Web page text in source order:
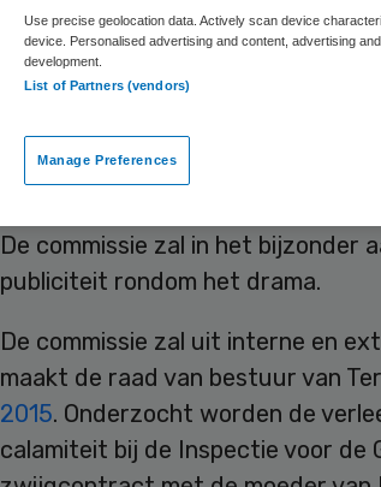
Het Tergooi Ziekenhuis stelt een
De commissie zal in het bijzonder
publiciteit rondom het drama.
De commissie zal uit interne en
maakt de raad van bestuur van
2015. Onderzocht worden de
calamiteit bij de Inspectie voor de
Use precise geolocation data. Actively scan device
device. Personalised advertising and content, advertising
development.
List of Partners (vendors)
Manage Preferences